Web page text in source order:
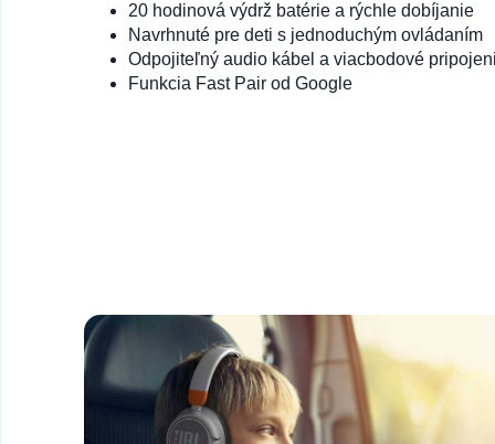
20 hodinová výdrž batérie a rýchle dobíjanie
Navrhnuté pre deti s jednoduchým ovládaním
Odpojiteľný audio kábel a viacbodové
Funkcia Fast Pair od Google